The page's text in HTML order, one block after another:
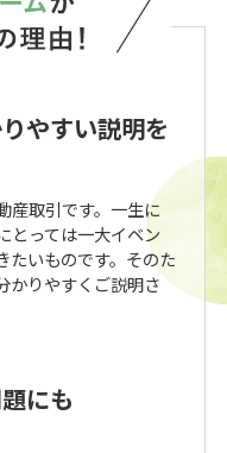
やすい説明を
産取引です。一生に
とっては一大イベン
たいものです。そのた
かりやすくご説明さ
にも